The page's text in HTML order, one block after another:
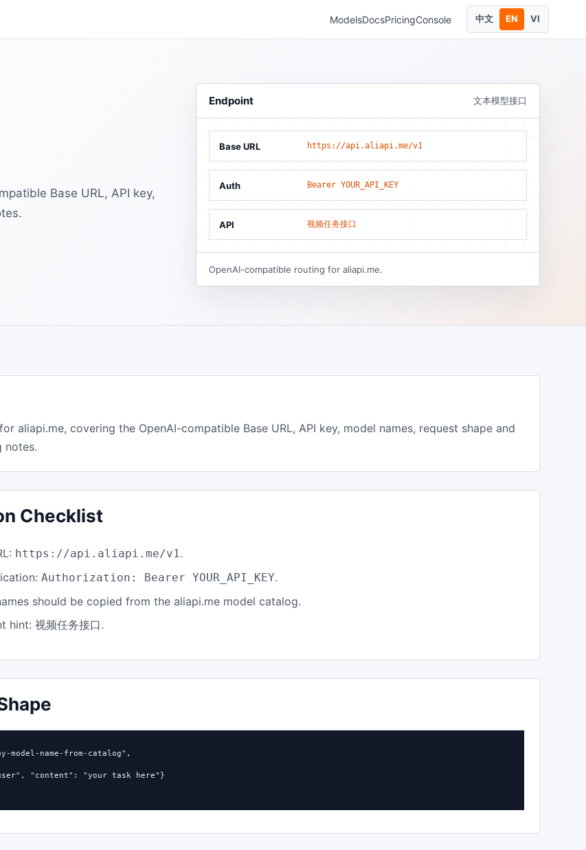
ModelsDocsPricingConsole 中文 EN VI
Base URL, API key,
Endpoint 文本模型接口
Base URL https://api.aliapi.me/v1
Auth Bearer YOUR_API_KEY
API 视频任务接口
OpenAI-compatible routing for aliapi.me.
aliapi.me, covering the OpenAI-compatible Base URL, API key, model names, request shape and
notes.
Checklist
https://api.aliapi.me/v1.
Authorization: Bearer YOUR_API_KEY.
should be copied from the aliapi.me model catalog.
hint:视频任务接口.
model-name-from-catalog",
"content": "your task here"}